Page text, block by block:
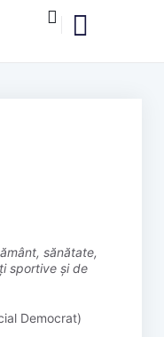
sportive și de
Democrat)